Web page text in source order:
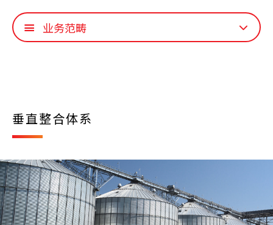
业务范畴
垂直整合体系